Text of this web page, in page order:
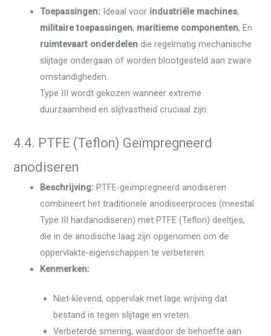
Toepassingen: Ideaal voor industriële machines,
militaire toepassingen, maritieme componenten, En
ruimtevaart onderdelen die regelmatig mechanische
slijtage ondergaan of worden blootgesteld aan zware
omstandigheden.
Type III wordt gekozen wanneer extreme
duurzaamheid en slijtvastheid cruciaal zijn.
4.4. PTFE (Teflon) Geïmpregneerd
anodiseren
Beschrijving: PTFE-geïmpregneerd anodiseren
combineert het traditionele anodiseerproces (meestal
Type III hardanodiseren) met PTFE (Teflon) deeltjes,
die in de anodische laag zijn opgenomen om de
oppervlakte-eigenschappen te verbeteren.
Kenmerken:
Niet-klevend, oppervlak met lage wrijving dat
bestand is tegen slijtage en vreten.
Verbeterde smering, waardoor de behoefte aan